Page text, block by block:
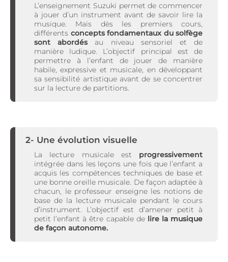
L’enseignement Suzuki permet de commencer
à jouer d’un instrument avant de savoir lire la
musique. Mais dès les premiers cours,
différents concepts fondamentaux du solfège
sont abordésau niveau sensoriel et de
manière ludique. L’objectif principal est de
permettre à l’enfant de jouer de manière
habile, expressive et musicale, en développant
sa sensibilité artistique avant de se concentrer
sur la lecture de partitions.
2- Une évolution visuelle
La lecture musicale est progressivement
intégrée dans les leçons une fois que l’enfant a
acquis les compétences techniques de base et
une bonne oreille musicale. De façon adaptée à
chacun, le professeur enseigne les notions de
base de la lecture musicale pendant le cours
d’instrument. L’objectif est d’amener petit à
petit l’enfant à être capable de lire la musique
de façon autonome.